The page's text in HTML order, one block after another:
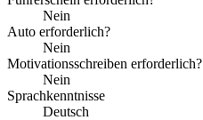
Nein
Auto erforderlich?
Nein
Motivationsschreiben erforderlich?
Nein
Sprachkenntnisse
Deutsch